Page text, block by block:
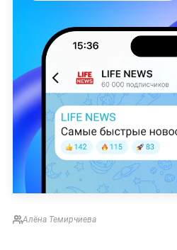
Алёна Темирчиева